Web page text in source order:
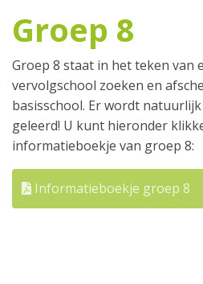
Groep 8
Groep 8 staat in het teken van
vervolgschool zoeken en
basisschool. Er wordt
geleerd! U kunt hieronder
informatieboekje van groep 8:
Informatieboekje groep 8